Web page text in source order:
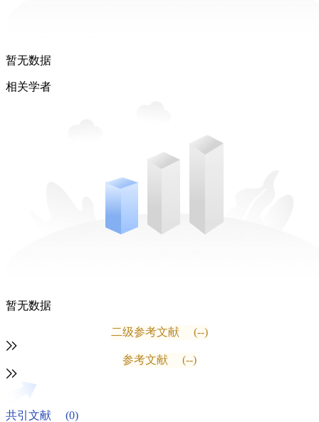
暂无数据
相关学者
暂无数据
二级参考文献 (--)
参考文献 (--)
共引文献
(0)